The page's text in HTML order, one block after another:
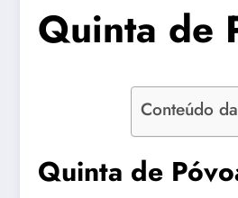
Quinta de
Conteúdo
Quinta de